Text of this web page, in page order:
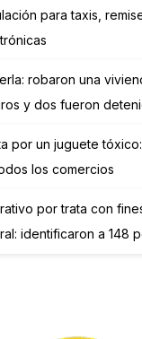
para taxis,
robaron una
y dos fueron
por un juguete
los comercios
por trata con
identificaron a 148